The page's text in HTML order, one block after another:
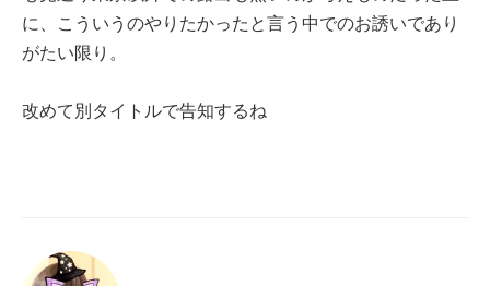
に、こういうのやりたかったと言う中でのお誘いであり
がたい限り。
改めて別タイトルで告知するね